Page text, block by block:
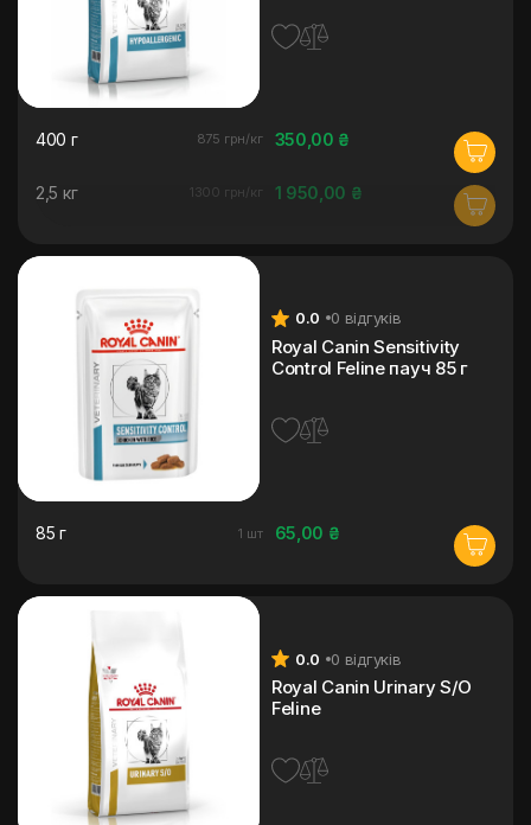
350,00 ₴
400 г 875 грн/кг
1 950,00 ₴
2,5 кг 1300 грн/кг
0.0 0 відгуків
Royal Canin Sensitivity
Control Feline пауч 85 г
65,00 ₴
85 г 1 шт
0.0 0 відгуків
Royal Canin Urinary S/O
Feline